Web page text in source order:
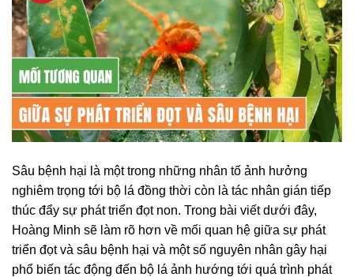
Sâu bệnh hại là một trong những nhân tố ảnh hưởng
nghiêm trọng tới bộ lá đồng thời còn là tác nhân gián tiếp
thúc đẩy sự phát triển đọt non. Trong bài viết dưới đây,
Hoàng Minh sẽ làm rõ hơn về mối quan hệ giữa sự phát
triển đọt và sâu bệnh hại và một số nguyên nhân gây hại
phổ biến tác động đến bộ lá ảnh hướng tới quá trình phát